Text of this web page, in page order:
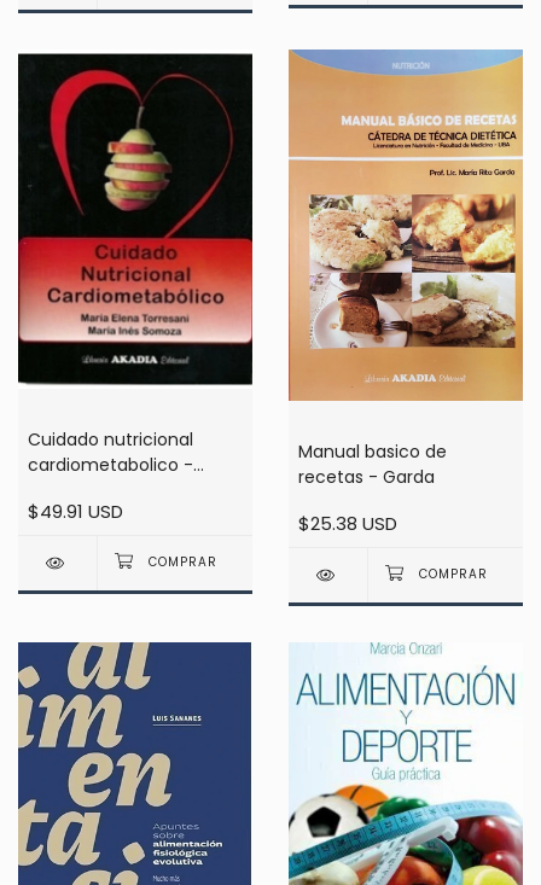
Cuidado nutricional
cardiometabolico -
$49.91 USD
Manual basico de
recetas - Garda
$25.38 USD